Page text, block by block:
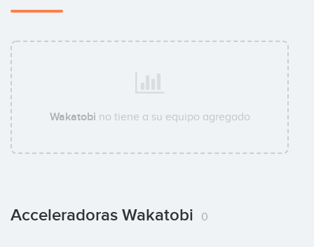
Wakatobi no tiene a su equipo agregado
Acceleradoras Wakatobi 0